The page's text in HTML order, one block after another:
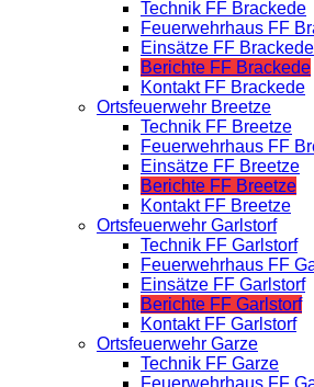
Technik FF Brackede
Feuerwehrhaus FF
Einsätze FF Brackede
Berichte FF Brackede
Kontakt FF Brackede
Ortsfeuerwehr Breetze
Technik FF Breetze
Feuerwehrhaus FF
Einsätze FF Breetze
Berichte FF Breetze
Kontakt FF Breetze
Ortsfeuerwehr Garlstorf
Technik FF Garlstorf
Feuerwehrhaus FF
Einsätze FF Garlstorf
Berichte FF Garlstorf
Kontakt FF Garlstorf
Ortsfeuerwehr Garze
Technik FF Garze
Feuerwehrhaus FF